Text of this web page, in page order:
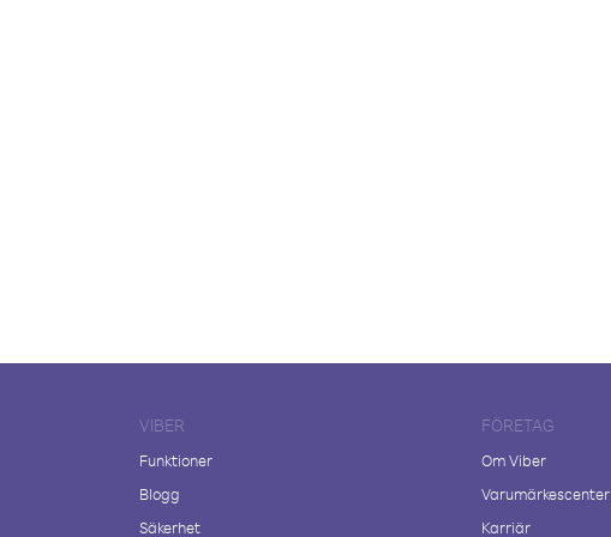
VIBER
Funktioner
Blogg
Säkerhet
FÖRETAG
Om Viber
Varumärkescenter
Karriär